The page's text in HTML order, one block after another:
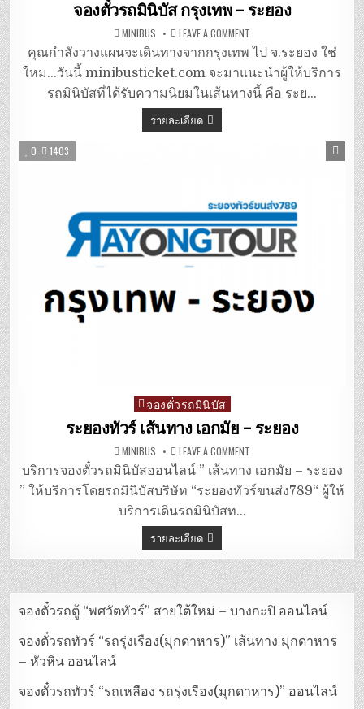
จองตั๋วรถมินิบัส กรุงเทพ – ระยอง
MINIBUS LEAVE A COMMENT
ตั๋ว
รถ
มิ
นิ
บัส
กรุงเทพ
คุณกำลังวางแผนจะเดินทางจากกรุงเทพ ไป จ.ระยอง ใช่
ใหม…วันนี้ minibusticket.com จะมาแนะนำผู้ให้บริการ
รถมินิบัสที่ได้รับความนิยมในเส้นทางนี้ คือ ระย…
รายละเอียด
0 1403
Posted
in
จองตั๋วรถมินิบัส
ระยองทัวร์ เส้นทาง เอกมัย – ระยอง
MINIBUS LEAVE A COMMENT
ทัวร์
เส้น
ทาง
เอกมัย
บริการจองตั๋วรถมินิบัสออนไลน์ ” เส้นทาง เอกมัย – ระยอง
” ให้บริการโดยรถมินิบัสบริษัท “ระยองทัวร์ขนส่ง789“ ผู้ให้
บริการเดินรถมินิบัสท…
รายละเอียด
จองตั๋วรถตู้ “พศวัตทัวร์” สายใต้ใหม่ – บางกะปิ ออนไลน์
จองตั๋วรถทัวร์ “รถรุ่งเรือง(มุกดาหาร)” เส้นทาง มุกดาหาร
– หัวหิน ออนไลน์
จองตั๋วรถทัวร์ “รถเหลือง รถรุ่งเรือง(มุกดาหาร)” ออนไลน์